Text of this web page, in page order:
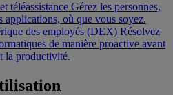
téléassistance Gérez les personnes,
applications, où que vous soyez.
des employés (DEX) Résolvez
de manière proactive avant
la productivité.